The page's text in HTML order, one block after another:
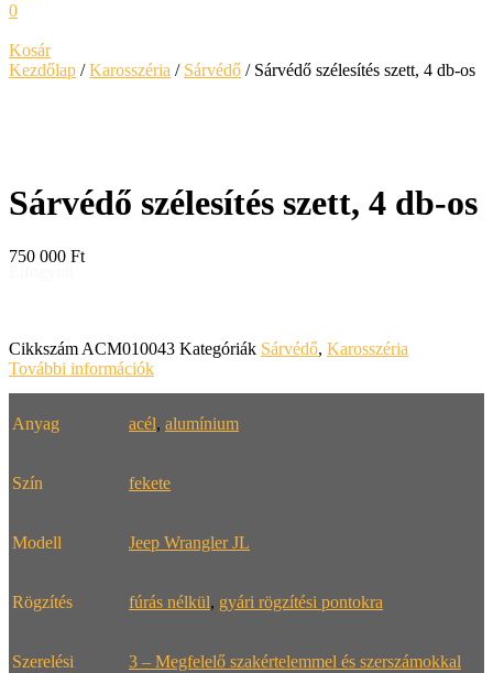
0
Kosár
Kezdőlap /Karosszéria / Sárvédő / Sárvédő szélesítés szett, 4 db-os
Sárvédő szélesítés szett, 4 db-os
750 000 Ft
CikkszámACM010043 Kategóriák Sárvédő, Karosszéria
További információk
Anyag acél, alumínium
Szín fekete
Modell Jeep Wrangler JL
Rögzítés fúrás nélkül, gyári rögzítési pontokra
Szerelési
3 – Megfelelő szakértelemmel és szerszámokkal